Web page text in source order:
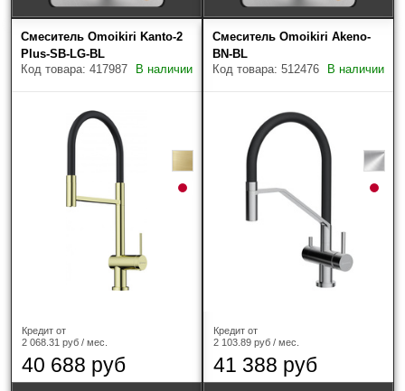
Смеситель Omoikiri Kanto-2
Plus-SB-LG-BL
Код товара: 417987
В наличии
Кредит от
2 068.31 руб / мес.
40 688 руб
Смеситель Omoikiri Akeno-
BN-BL
Код товара: 512476
В наличии
Кредит от
2 103.89 руб / мес.
41 388 руб